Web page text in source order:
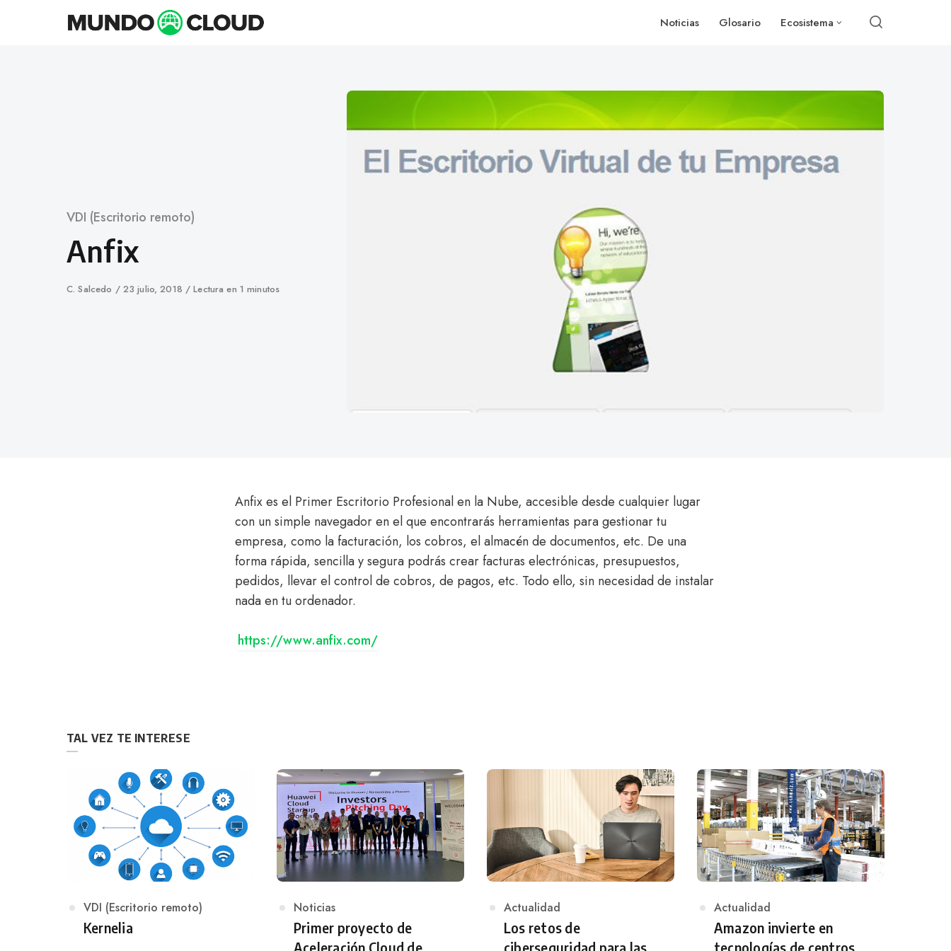
Noticias Glosario Ecosistema
Category
VDI (Escritorio remoto)
Anfix
Author
C. Salcedo
Published
23 julio, 2018 Lectura en 1 minutos
Anfix es el Primer Escritorio Profesional en la Nube, accesible desde cualquier lugar
con un simple navegador en el que encontrarás herramientas para gestionar tu
empresa, como la facturación, los cobros, el almacén de documentos, etc. De una
forma rápida, sencilla y segura podrás crear facturas electrónicas, presupuestos,
pedidos, llevar el control de cobros, de pagos, etc. Todo ello, sin necesidad de instalar
nada en tu ordenador.
https://www.anfix.com/
TAL VEZ TE INTERESE
Category
VDI (Escritorio remoto)
Kernelia
Category
Noticias
Primer proyecto de
Aceleración Cloud de
Category
Actualidad
Los retos de
ciberseguridad para las
Category
Actualidad
Amazon invierte en
tecnologías de centros